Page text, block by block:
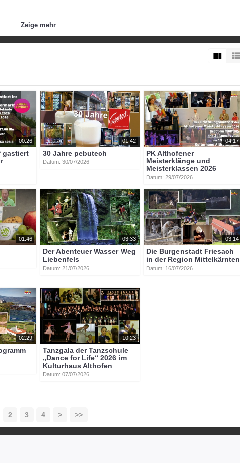
Zeige mehr
00:26
gastiert
01:42
30 Jahre pebutech
Datum: 30/07/2026
04:17
PK Althofener
Meisterklänge und
Meisterklassen 2026
Datum: 29/07/2026
01:46 03:33
Der Abenteuer Wasser Weg
Liebenfels
Datum: 21/07/2026
03:14
Die Burgenstadt Friesach
in der Region Mittelkärnten
Datum: 16/07/2026
02:29 10:23
Tanzgala der Tanzschule
„Dance for Life“ 2026 im
Kulturhaus Althofen
Datum: 07/07/2026
2 3 4 > >>